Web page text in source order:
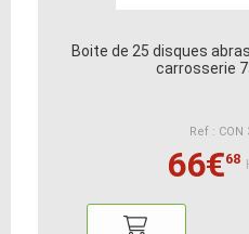
Boite de 25 disques
carrosserie
Ref : CON
66€68